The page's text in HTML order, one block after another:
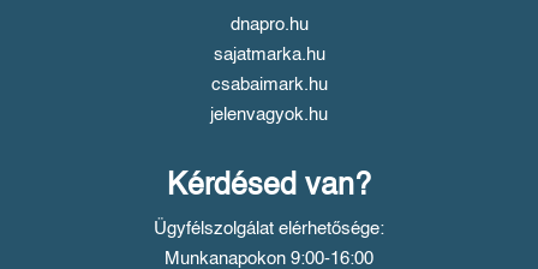
dnapro.hu
sajatmarka.hu
csabaimark.hu
jelenvagyok.hu
Kérdésed van?
Ügyfélszolgálat elérhetősége:
Munkanapokon 9:00-16:00